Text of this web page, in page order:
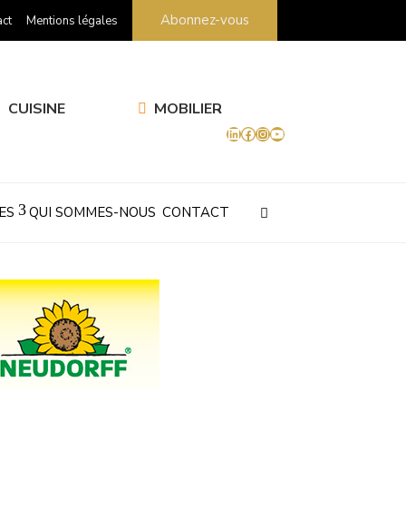
Mentions légales Abonnez-vous
CUISINE
MOBILIER
LinkedIn
Facebook
Instagram
YouTube
QUI SOMMES-NOUS CONTACT